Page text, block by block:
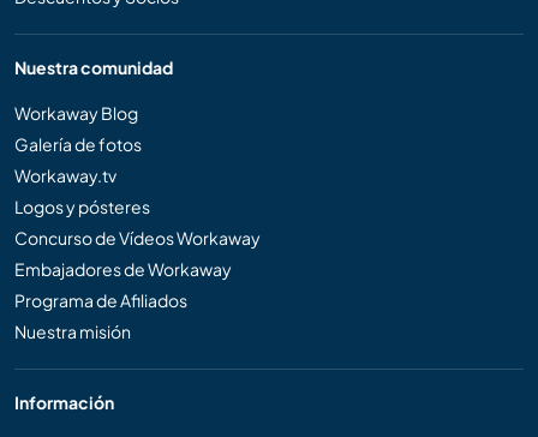
Nuestra comunidad
Workaway Blog
Galería de fotos
Workaway.tv
Logos y pósteres
Concurso de Vídeos Workaway
Embajadores de Workaway
Programa de Afiliados
Nuestra misión
Información